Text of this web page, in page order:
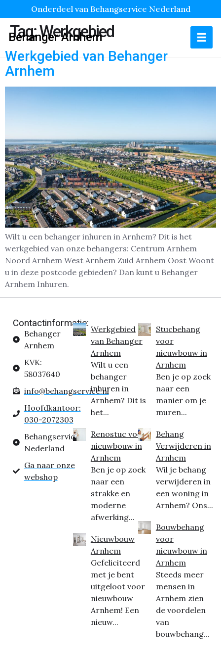
Onderdeel van Behangservice Nederland
Behanger Arnhem
Tag:Werkgebied
Werkgebied van Behanger
Arnhem
Wilt u een behanger inhuren in Arnhem? Dit is het
werkgebied van onze behangers: Centrum Arnhem
Noord Arnhem West Arnhem Zuid Arnhem Oost Woont
u in deze postcode gebieden? Dan kunt u Behanger
Arnhem Inhuren.
Contactinformatie:
Behanger
Arnhem
KVK:
58037640
info@behangservice.nl
Hoofdkantoor:
030-2072303
Behangservice
Nederland
Ga naar onze
webshop
Werkgebied
van Behanger
Arnhem
Wilt u een
behanger
inhuren in
Arnhem? Dit is
het...
Renostuc voor
nieuwbouw in
Arnhem
Ben je op zoek
naar een
strakke en
moderne
afwerking...
Nieuwbouw
Arnhem
Gefeliciteerd
met je bent
uitgeloot voor
nieuwbouw
Arnhem! Een
nieuw...
Stucbehang
voor
nieuwbouw in
Arnhem
Ben je op zoek
naar een
manier om je
muren...
Behang
Verwijderen in
Arnhem
Wil je behang
verwijderen in
een woning in
Arnhem? Ons...
Bouwbehang
voor
nieuwbouw in
Arnhem
Steeds meer
mensen in
Arnhem zien
de voordelen
van
bouwbehang...